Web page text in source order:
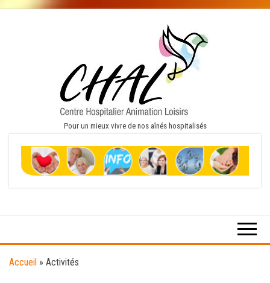
Pour un mieux vivre de nos aînés hospitalisés
Accueil » Activités